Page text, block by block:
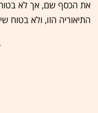
את הכסף שם, אך לא בטוח
התיאוריה הזו, ולא בטוח